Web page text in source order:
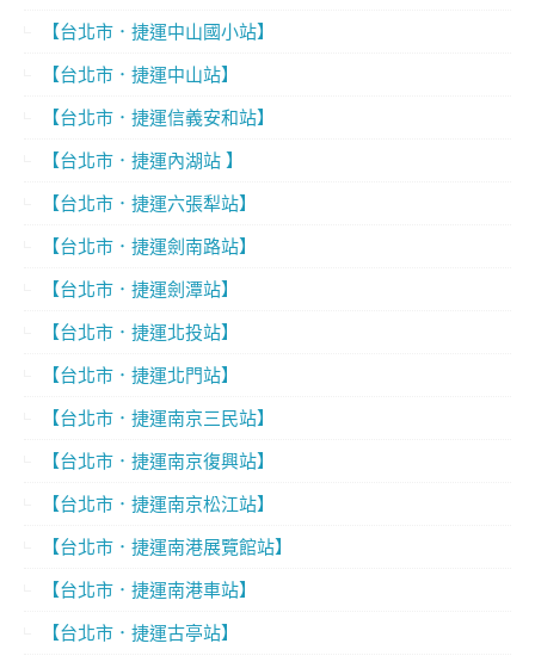
【台北市．捷運中山國小站】
【台北市．捷運中山站】
【台北市．捷運信義安和站】
【台北市．捷運內湖站 】
【台北市．捷運六張犁站】
【台北市．捷運劍南路站】
【台北市．捷運劍潭站】
【台北市．捷運北投站】
【台北市．捷運北門站】
【台北市．捷運南京三民站】
【台北市．捷運南京復興站】
【台北市．捷運南京松江站】
【台北市．捷運南港展覽館站】
【台北市．捷運南港車站】
【台北市．捷運古亭站】